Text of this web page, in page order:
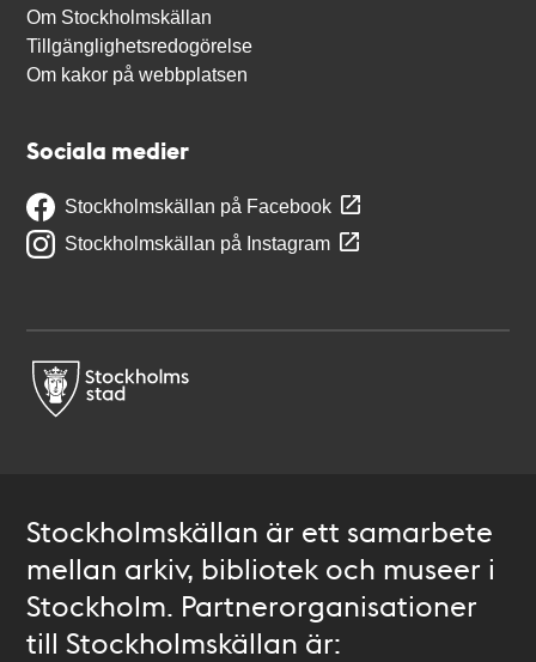
Om Stockholmskällan
Tillgänglighetsredogörelse
Om kakor på webbplatsen
Sociala medier
Stockholmskällan på Facebook
Stockholmskällan på Instagram
Stockholmskällan är ett samarbete
mellan arkiv, bibliotek och museer i
Stockholm. Partnerorganisationer
till Stockholmskällan är: